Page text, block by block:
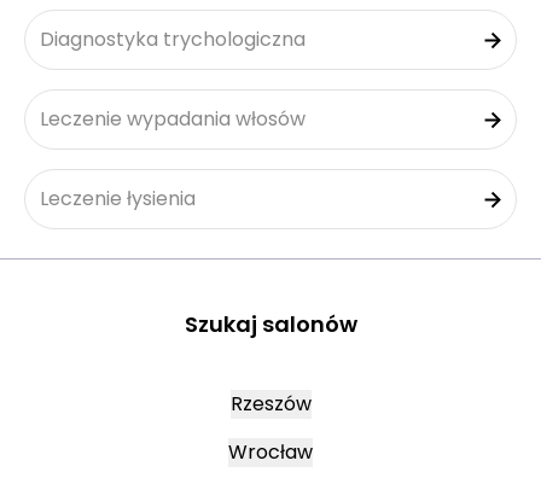
Diagnostyka trychologiczna
Leczenie wypadania włosów
Leczenie łysienia
Szukaj salonów
Rzeszów
Wrocław